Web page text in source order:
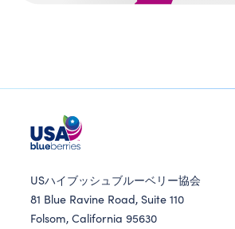
USハイブッシュブルーベリー協会
81 Blue Ravine Road, Suite 110
Folsom, California 95630